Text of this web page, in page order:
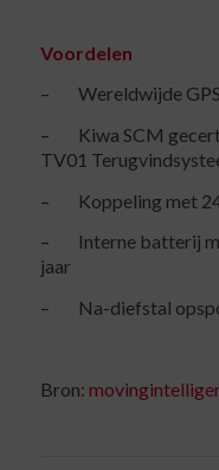
Voordelen
–
Wereldwijde
–
Kiwa SCM
TV01
–
Koppeling met
–
Interne batterij
jaar
–
Na-diefstal
Bron: